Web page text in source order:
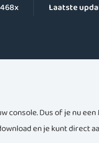
468x Laatste
console. Dus of je nu
en je kunt direct